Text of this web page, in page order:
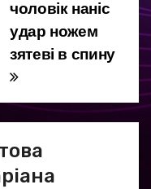
чоловік наніс
удар ножем
зятеві в спину